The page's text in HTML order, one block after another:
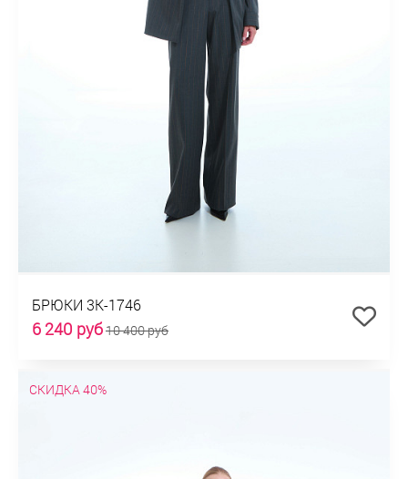
БРЮКИ 3К-1746
6 240 руб10 400 руб
СКИДКА 40%